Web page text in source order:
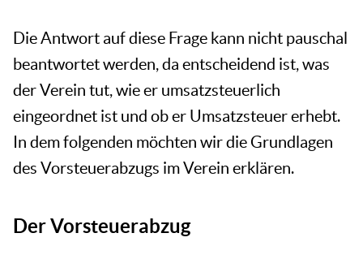
Die Antwort auf diese Frage kann nicht pauschal
beantwortet werden, da entscheidend ist, was
der Verein tut, wie er umsatzsteuerlich
eingeordnet ist und ob er Umsatzsteuer erhebt.
In dem folgenden möchten wir die Grundlagen
des Vorsteuerabzugs im Verein erklären.
Der Vorsteuerabzug